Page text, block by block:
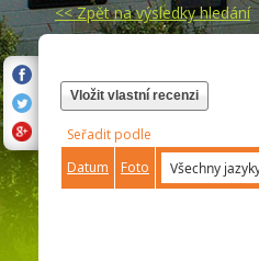
<<Zpět na výsledky hledání
Vložit vlastní recenzi
Seřadit podle
Datum
Foto